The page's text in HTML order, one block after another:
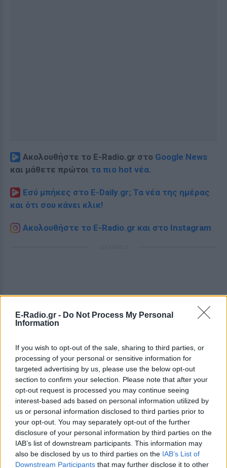
E-Radio.gr - Do Not Process My Personal
Information
If you wish to opt-out of the sale, sharing to third parties, or
processing of your personal or sensitive information for
targeted advertising by us, please use the below opt-out
section to confirm your selection. Please note that after your
opt-out request is processed you may continue seeing
interest-based ads based on personal information utilized by
us or personal information disclosed to third parties prior to
your opt-out. You may separately opt-out of the further
disclosure of your personal information by third parties on the
IAB’s list of downstream participants. This information may
also be disclosed by us to third parties on the IAB’s List of
Downstream Participants that may further disclose it to other
Ακολουθήστε το E-Radio.gr στο Google News
και μάθετε πρώτοι τα πιο hot νέα.
Εσύ μπήκες στο E-Daily.gr; Τα νέα της ημέρας
και ότι σου κάνει κλικ!
Ακολουθήστε το E-Radio.gr και στο Instagram